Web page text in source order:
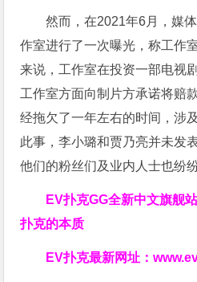
然而，在2021年6月，媒
作室进行了一次曝光，称工作
来说，工作室在投资一部电视
工作室方面向制片方承诺将赔
经拖欠了一年左右的时间，涉
此事，李小璐和贾乃亮并未发
他们的粉丝们及业内人士也纷
EV扑克GG全新中文旗舰
扑克的本质
EV扑克最新网址：